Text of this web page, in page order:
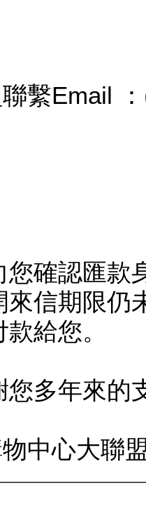
繫Email
您確認匯款
來信期限仍
給您。
您多年來的
物中心大